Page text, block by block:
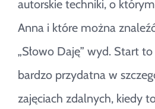
autorskie techniki, o
Anna i które można
„Słowo Daję” wyd. Start to
bardzo przydatna w
zajęciach zdalnych, kiedy